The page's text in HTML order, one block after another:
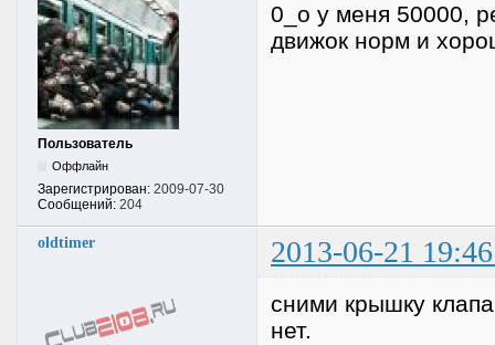
Пользователь
Оффлайн
Зарегистрирован: 2009-07-30
Сообщений: 204
0_о у меня 50000,
движок норм и
oldtimer 2013-06-21
сними крышку
нет.